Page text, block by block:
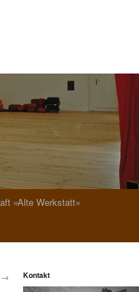
»Alte Werkstatt«
→ Kontakt